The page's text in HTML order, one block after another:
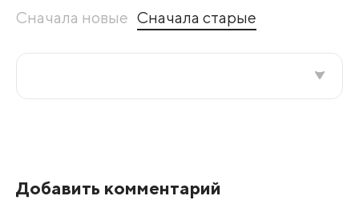
Сначала новые Сначала старые
Добавить комментарий